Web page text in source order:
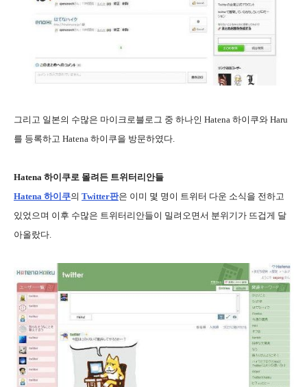
그리고 일본의 수많은 마이크로블로그 중 하나인 Hatena 하이쿠와 Haru
를 등록하고 Hatena 하이쿠을 방문하였다.
Hatena 하이쿠로 몰려든 트위터리안들
Hatena 하이쿠의 Twitter판은 이미 몇 명이 트위터 다운 소식을 전하고
있었으며 이후 수많은 트위터리안들이 밀려오면서 분위기가 뜨겁게 달
아올랐다.